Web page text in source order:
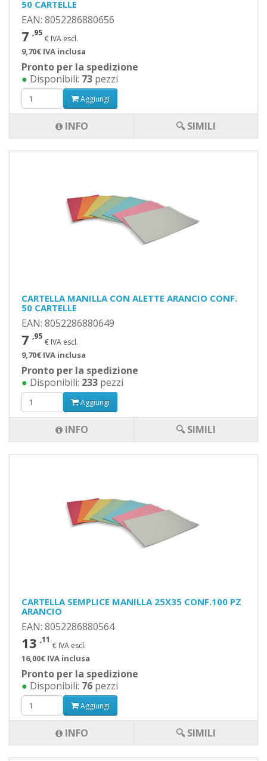
50 CARTELLE
EAN: 8052286880656
7 ,95
€ IVA escl.
9,70€ IVA inclusa
Pronto per la spedizione
● Disponibili: 73 pezzi
Aggiungi
INFO 🔍 SIMILI
CARTELLA MANILLA CON ALETTE ARANCIO CONF.
50 CARTELLE
EAN: 8052286880649
7 ,95
€ IVA escl.
9,70€ IVA inclusa
Pronto per la spedizione
● Disponibili: 233 pezzi
Aggiungi
INFO 🔍 SIMILI
CARTELLA SEMPLICE MANILLA 25X35 CONF.100 PZ
ARANCIO
EAN: 8052286880564
13 ,11
€ IVA escl.
16,00€ IVA inclusa
Pronto per la spedizione
● Disponibili: 76 pezzi
Aggiungi
INFO 🔍 SIMILI